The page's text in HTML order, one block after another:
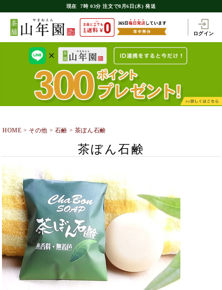
現在 7時 03分 注文で8月6日(木) 発送
ログイン
HOME その他 石鹸 茶ぼん石鹸
茶ぼん石鹸